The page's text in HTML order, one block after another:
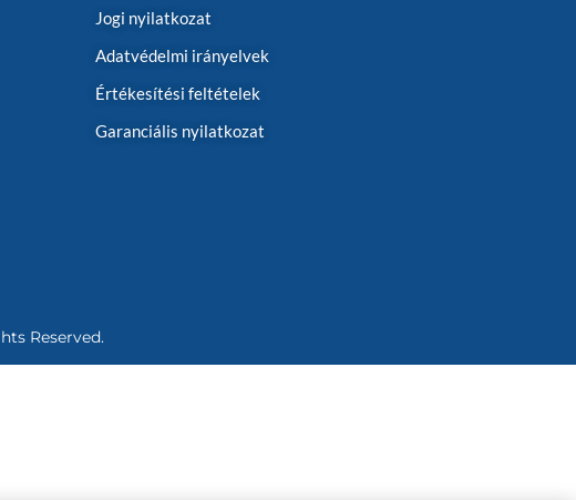
Jogi nyilatkozat
Adatvédelmi irányelvek
Értékesítési feltételek
Garanciális nyilatkozat
Reserved.